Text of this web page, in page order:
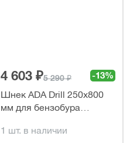
4 603 ₽5 290 ₽
-13%
Шнек ADA Drill 250х800
мм для бензобура
1 шт. в наличии